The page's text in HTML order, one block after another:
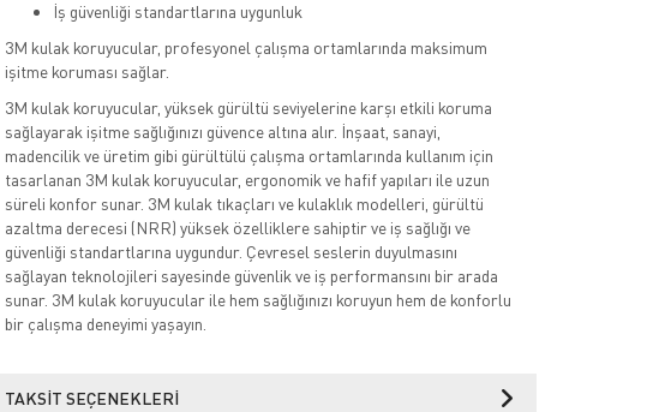
İş güvenliği standartlarına uygunluk
3M kulak koruyucular, profesyonel çalışma ortamlarında maksimum
işitme koruması sağlar.
3M kulak koruyucular, yüksek gürültü seviyelerine karşı etkili koruma
sağlayarak işitme sağlığınızı güvence altına alır. İnşaat, sanayi,
madencilik ve üretim gibi gürültülü çalışma ortamlarında kullanım için
tasarlanan 3M kulak koruyucular, ergonomik ve hafif yapıları ile uzun
süreli konfor sunar. 3M kulak tıkaçları ve kulaklık modelleri, gürültü
azaltma derecesi (NRR) yüksek özelliklere sahiptir ve iş sağlığı ve
güvenliği standartlarına uygundur. Çevresel seslerin duyulmasını
sağlayan teknolojileri sayesinde güvenlik ve iş performansını bir arada
sunar. 3M kulak koruyucular ile hem sağlığınızı koruyun hem de konforlu
bir çalışma deneyimi yaşayın.
TAKSIT SEÇENEKLERI